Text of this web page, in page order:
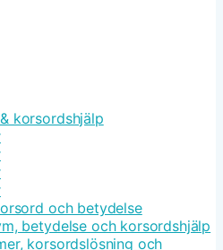
korsordshjälp
och betydelse
betydelse och korsordshjälp
korsordslösning och